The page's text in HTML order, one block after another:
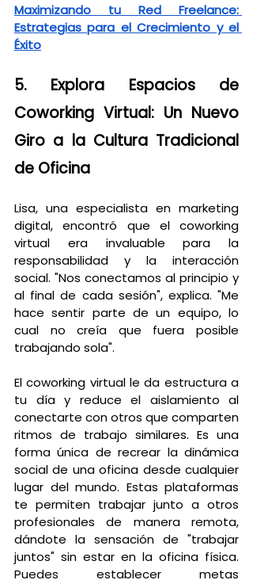
Maximizando tu Red Freelance:
Estrategias para el Crecimiento y el
Éxito
5. Explora Espacios de
Coworking Virtual: Un Nuevo
Giro a la Cultura Tradicional
de Oficina
Lisa, una especialista en marketing
digital, encontró que el coworking
virtual era invaluable para la
responsabilidad y la interacción
social. "Nos conectamos al principio y
al final de cada sesión", explica. "Me
hace sentir parte de un equipo, lo
cual no creía que fuera posible
trabajando sola".
El coworking virtual le da estructura a
tu día y reduce el aislamiento al
conectarte con otros que comparten
ritmos de trabajo similares. Es una
forma única de recrear la dinámica
social de una oficina desde cualquier
lugar del mundo. Estas plataformas
te permiten trabajar junto a otros
profesionales de manera remota,
dándote la sensación de "trabajar
juntos" sin estar en la oficina física.
Puedes establecer metas